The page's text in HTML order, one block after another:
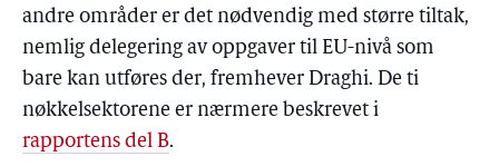
andre områder er det nødvendig med større tiltak,
nemlig delegering av oppgaver til EU-nivå som
bare kan utføres der, fremhever Draghi. De ti
nøkkelsektorene er nærmere beskrevet i
rapportens del B.